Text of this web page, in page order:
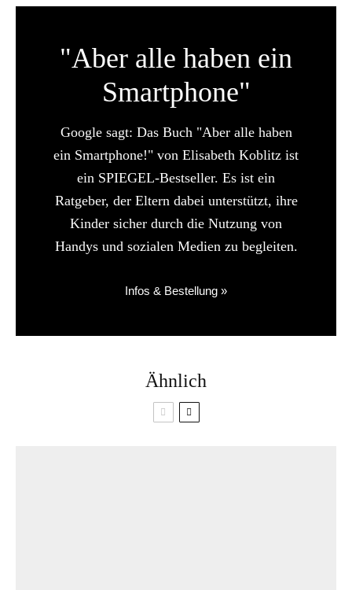
"Aber alle haben ein
Smartphone"
Google sagt: Das Buch "Aber alle haben
ein Smartphone!" von Elisabeth Koblitz ist
ein SPIEGEL-Bestseller. Es ist ein
Ratgeber, der Eltern dabei unterstützt, ihre
Kinder sicher durch die Nutzung von
Handys und sozialen Medien zu begleiten.
Infos & Bestellung »
Ähnlich